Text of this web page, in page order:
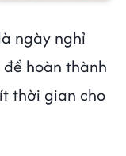
ngày nghỉ
hoàn thành
thời gian cho